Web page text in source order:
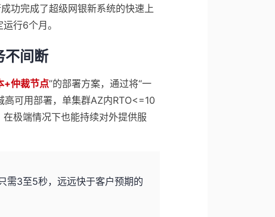
功完成了超级网银新系统的快速上
行6个月。
不间断
+仲裁节点”的部署方案，通过将“一
高可用部署，单集群AZ内RTO<=10
极端情况下也能持续对外提供服
需3至5秒，远远快于客户预期的